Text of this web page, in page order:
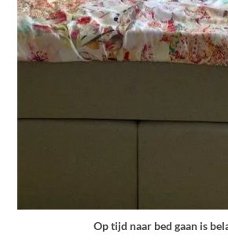
Op tijd naar bed gaan is